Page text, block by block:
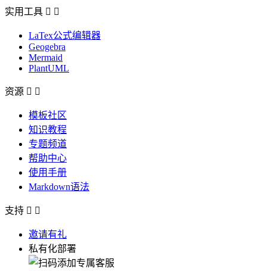
实用工具  
LaTex公式编辑器
Geogebra
Mermaid
PlantUML
资源  
模板社区
知识教程
专题频道
帮助中心
使用手册
Markdown语法
支持  
邀请有礼
私有化部署